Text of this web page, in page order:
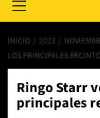
Menu
INICIO 2023
LOS PRINCIPALES
Ringo Starr
principales